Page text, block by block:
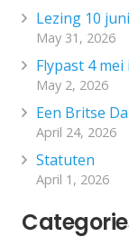
Lezing 10
May 31, 2026
Flypast 4
May 2, 2026
Een Britse
April 24, 2026
Statuten
April 1, 2026